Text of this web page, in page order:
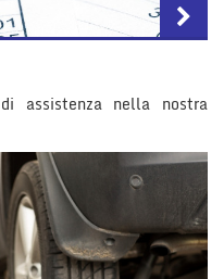
assistenza nella nostra